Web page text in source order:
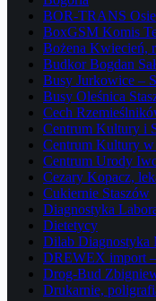
BOR-TRANS
BoxGSM Komis
Bożena Kwiecień,
Budkor Bogdan
Busy Jurkowice –
Busy Oleśnica
Cech
Centrum Kultury i
Centrum Kultury
Centrum Urody
Cezary Kopacz,
Cukiernie Staszów
Diagnostyka
Dietetycy
Dilab Diagnostyka
DREWEX import –
Drog-Bud
Drukarnie,